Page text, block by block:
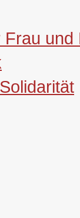
und